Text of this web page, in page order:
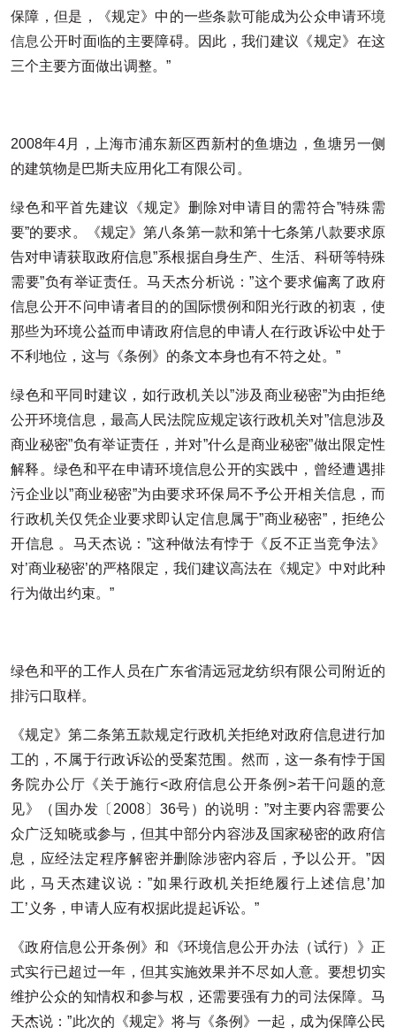
保障，但是，《规定》中的一些条款可能成为公众申请环境
信息公开时面临的主要障碍。因此，我们建议《规定》在这
三个主要方面做出调整。”
2008年4月，上海市浦东新区西新村的鱼塘边，鱼塘另一侧
的建筑物是巴斯夫应用化工有限公司。
绿色和平首先建议《规定》删除对申请目的需符合”特殊需
要”的要求。《规定》第八条第一款和第十七条第八款要求原
告对申请获取政府信息”系根据自身生产、生活、科研等特殊
需要”负有举证责任。马天杰分析说：”这个要求偏离了政府
信息公开不问申请者目的的国际惯例和阳光行政的初衷，使
那些为环境公益而申请政府信息的申请人在行政诉讼中处于
不利地位，这与《条例》的条文本身也有不符之处。”
绿色和平同时建议，如行政机关以”涉及商业秘密”为由拒绝
公开环境信息，最高人民法院应规定该行政机关对”信息涉及
商业秘密”负有举证责任，并对”什么是商业秘密”做出限定性
解释。绿色和平在申请环境信息公开的实践中，曾经遭遇排
污企业以”商业秘密”为由要求环保局不予公开相关信息，而
行政机关仅凭企业要求即认定信息属于”商业秘密”，拒绝公
开信息 。马天杰说：”这种做法有悖于《反不正当竞争法》
对’商业秘密’的严格限定，我们建议高法在《规定》中对此种
行为做出约束。”
绿色和平的工作人员在广东省清远冠龙纺织有限公司附近的
排污口取样。
《规定》第二条第五款规定行政机关拒绝对政府信息进行加
工的，不属于行政诉讼的受案范围。然而，这一条有悖于国
务院办公厅《关于施行<政府信息公开条例>若干问题的意
见》（国办发〔2008〕36号）的说明：”对主要内容需要公
众广泛知晓或参与，但其中部分内容涉及国家秘密的政府信
息，应经法定程序解密并删除涉密内容后，予以公开。”因
此，马天杰建议说：”如果行政机关拒绝履行上述信息’加
工’义务，申请人应有权据此提起诉讼。”
《政府信息公开条例》和《环境信息公开办法（试行）》正
式实行已超过一年，但其实施效果并不尽如人意。要想切实
维护公众的知情权和参与权，还需要强有力的司法保障。马
天杰说：”此次的《规定》将与《条例》一起，成为保障公民